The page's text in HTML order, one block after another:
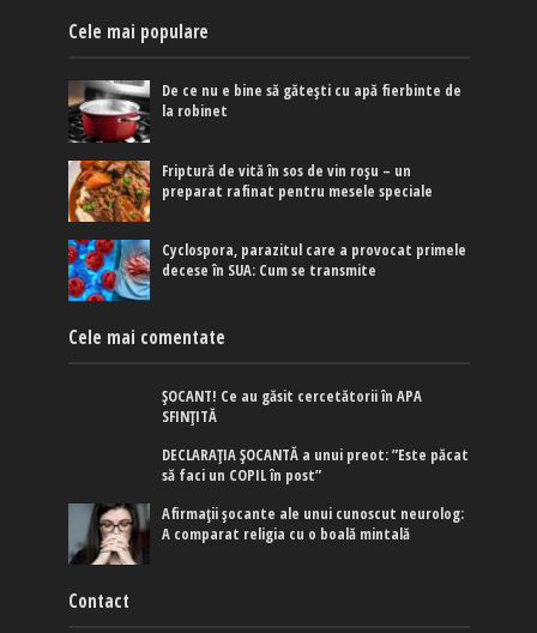
Cele mai populare
De ce nu e bine să gătești cu apă fierbinte de
la robinet
Friptură de vită în sos de vin roșu – un
preparat rafinat pentru mesele speciale
Cyclospora, parazitul care a provocat primele
decese în SUA: Cum se transmite
Cele mai comentate
ȘOCANT! Ce au găsit cercetătorii în APA
SFINȚITĂ
DECLARAȚIA ȘOCANTĂ a unui preot: ”Este păcat
să faci un COPIL în post”
Afirmaţii şocante ale unui cunoscut neurolog:
A comparat religia cu o boală mintală
Contact